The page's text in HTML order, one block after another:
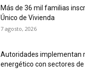
Más de 36 mil familias
Único de Vivienda
7 agosto, 2026
Autoridades implementan
energético con sectores